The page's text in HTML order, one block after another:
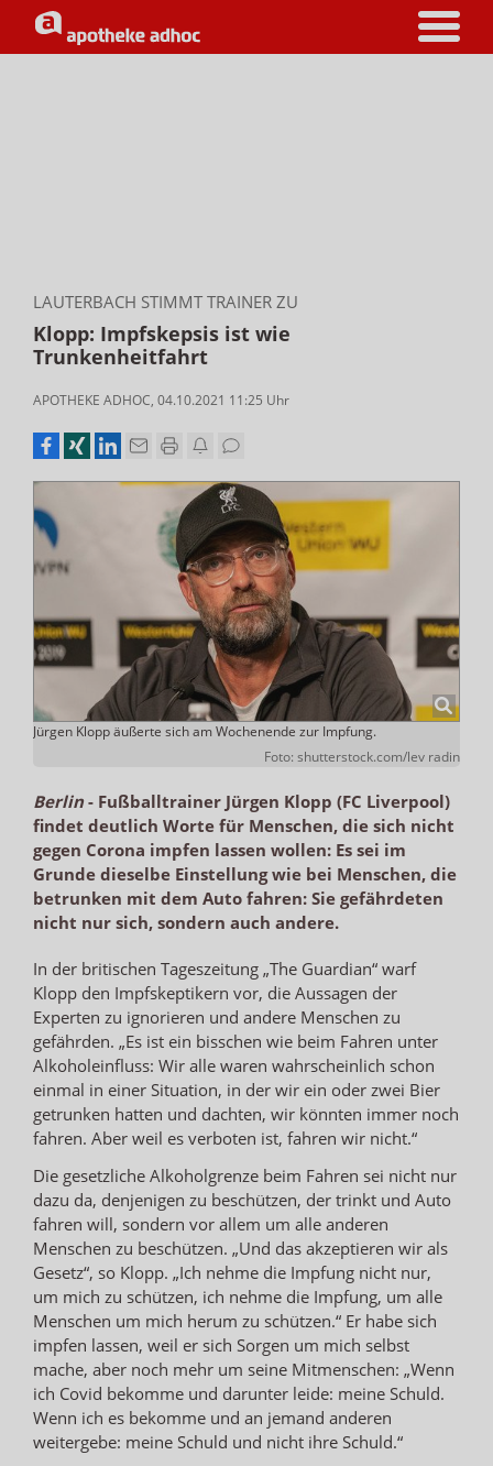
LAUTERBACH STIMMT TRAINER ZU
Klopp: Impfskepsis ist wie
Trunkenheitfahrt
APOTHEKE ADHOC, 04.10.2021 11:25 Uhr
Jürgen Klopp äußerte sich am Wochenende zur Impfung.
Foto: shutterstock.com/lev radin
Berlin- Fußballtrainer Jürgen Klopp (FC Liverpool)
findet deutlich Worte für Menschen, die sich nicht
gegen Corona impfen lassen wollen: Es sei im
Grunde dieselbe Einstellung wie bei Menschen, die
betrunken mit dem Auto fahren: Sie gefährdeten
nicht nur sich, sondern auch andere.
In der britischen Tageszeitung „The Guardian“ warf
Klopp den Impfskeptikern vor, die Aussagen der
Experten zu ignorieren und andere Menschen zu
gefährden. „Es ist ein bisschen wie beim Fahren unter
Alkoholeinfluss: Wir alle waren wahrscheinlich schon
einmal in einer Situation, in der wir ein oder zwei Bier
getrunken hatten und dachten, wir könnten immer noch
fahren. Aber weil es verboten ist, fahren wir nicht.“
Die gesetzliche Alkoholgrenze beim Fahren sei nicht nur
dazu da, denjenigen zu beschützen, der trinkt und Auto
fahren will, sondern vor allem um alle anderen
Menschen zu beschützen. „Und das akzeptieren wir als
Gesetz“, so Klopp. „Ich nehme die Impfung nicht nur,
um mich zu schützen, ich nehme die Impfung, um alle
Menschen um mich herum zu schützen.“ Er habe sich
impfen lassen, weil er sich Sorgen um mich selbst
mache, aber noch mehr um seine Mitmenschen: „Wenn
ich Covid bekomme und darunter leide: meine Schuld.
Wenn ich es bekomme und an jemand anderen
weitergebe: meine Schuld und nicht ihre Schuld.“